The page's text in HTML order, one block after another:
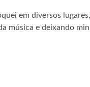
em diversos
música e deixando